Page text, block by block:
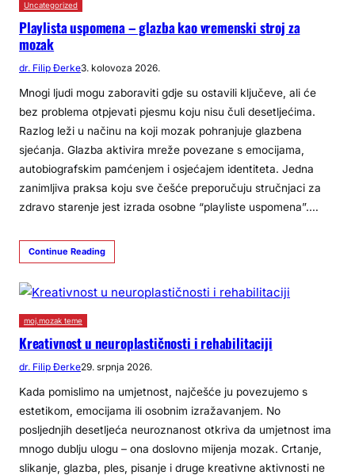
Uncategorized
Playlista uspomena – glazba kao vremenski stroj za
mozak
dr. Filip Đerke3. kolovoza 2026.
Mnogi ljudi mogu zaboraviti gdje su ostavili ključeve, ali će
bez problema otpjevati pjesmu koju nisu čuli desetljećima.
Razlog leži u načinu na koji mozak pohranjuje glazbena
sjećanja. Glazba aktivira mreže povezane s emocijama,
autobiografskim pamćenjem i osjećajem identiteta. Jedna
zanimljiva praksa koju sve češće preporučuju stručnjaci za
zdravo starenje jest izrada osobne “playliste uspomena”.…
Continue Reading
moj.mozak teme
Kreativnost u neuroplastičnosti i rehabilitaciji
dr. Filip Đerke29. srpnja 2026.
Kada pomislimo na umjetnost, najčešće ju povezujemo s
estetikom, emocijama ili osobnim izražavanjem. No
posljednjih desetljeća neuroznanost otkriva da umjetnost ima
mnogo dublju ulogu – ona doslovno mijenja mozak. Crtanje,
slikanje, glazba, ples, pisanje i druge kreativne aktivnosti ne